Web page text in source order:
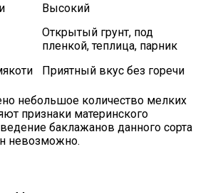
Высокий
Открытый грунт, под
пленкой, теплица, парник
Приятный вкус без горечи
небольшое количество мелких
признаки материнского
баклажанов данного сорта
невозможно.